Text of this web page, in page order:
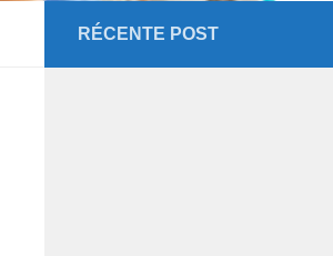
RÉCENTE POST